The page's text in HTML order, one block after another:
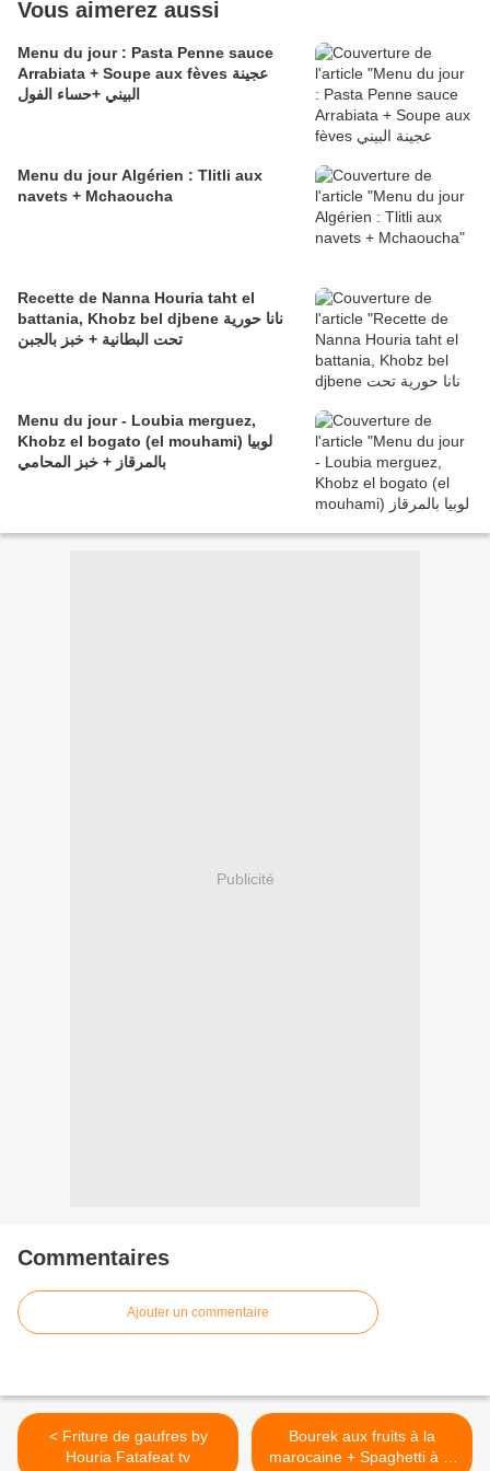
Vous aimerez aussi
Menu du jour : Pasta Penne sauce
Arrabiata + Soupe aux fèves عجينة
البيني +حساء الفول
Menu du jour Algérien : Tlitli aux
navets + Mchaoucha
Recette de Nanna Houria taht el
battania, Khobz bel djbene نانا حورية
تحت البطانية + خبز بالجبن
Menu du jour - Loubia merguez,
Khobz el bogato (el mouhami) لوبيا
بالمرقاز + خبز المحامي
Publicité
Commentaires
Ajouter un commentaire
< Friture de gaufres by
Houria Fatafeat tv
Bourek aux fruits à la
marocaine + Spaghetti à la